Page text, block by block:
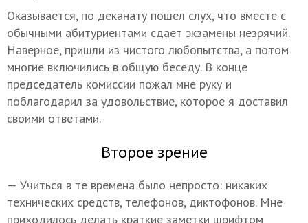
Оказывается, по деканату пошел слух, что вместе с
обычными абитуриентами сдает экзамены незрячий.
Наверное, пришли из чистого любопытства, а потом
многие включились в общую беседу. В конце
председатель комиссии пожал мне руку и
поблагодарил за удовольствие, которое я доставил
своими ответами.
Второе зрение
— Учиться в те времена было непросто: никаких
технических средств, телефонов, диктофонов. Мне
приходилось делать краткие заметки шрифтом